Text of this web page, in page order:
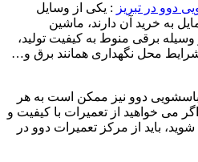
دوو در تبریز : یکی از وسایل
به خرید آن دارند، ماشین
برقی منوط به کیفیت تولید،
محل نگهداری همانند برق و…
دوو نیز ممکن است به هر
می خواهید از تعمیرات با کیفیت و
باید از مرکز تعمیرات دوو در